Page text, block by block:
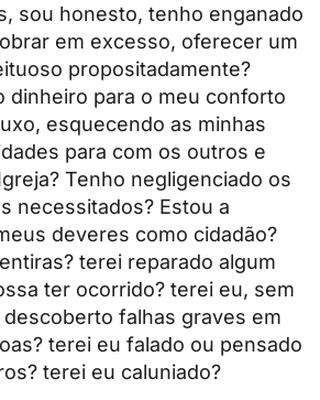
sou honesto, tenho enganado
em excesso, oferecer um
propositadamente?
dinheiro para o meu conforto
esquecendo as minhas
para com os outros e
Tenho negligenciado os
necessitados? Estou a
deveres como cidadão?
terei reparado algum
ter ocorrido? terei eu, sem
descoberto falhas graves em
terei eu falado ou pensado
terei eu caluniado?